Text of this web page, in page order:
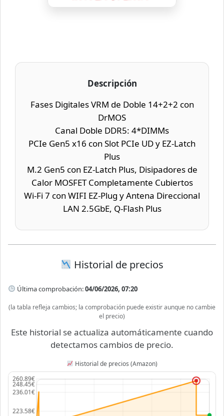
Descripción
Fases Digitales VRM de Doble 14+2+2 con
DrMOS
Canal Doble DDR5: 4*DIMMs
PCIe Gen5 x16 con Slot PCIe UD y EZ-Latch
Plus
M.2 Gen5 con EZ-Latch Plus, Disipadores de
Calor MOSFET Completamente Cubiertos
Wi-Fi 7 con WIFI EZ-Plug y Antena Direccional
LAN 2.5GbE, Q-Flash Plus
Historial de precios
Última comprobación:04/06/2026, 07:20
(la tabla refleja cambios; la comprobación puede existir aunque no cambie
el precio)
Este historial se actualiza automáticamente cuando
detectamos cambios de precio.
Historial de precios (Amazon)